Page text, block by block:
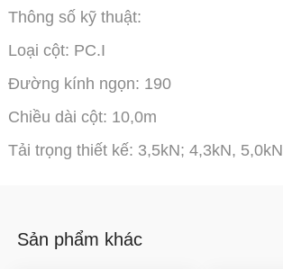
Thông số kỹ thuật:
Loại cột: PC.I
Đường kính ngọn: 190
Chiều dài cột: 10,0m
Tải trọng thiết kế: 3,5kN; 4,3kN, 5,0kN
Sản phẩm khác